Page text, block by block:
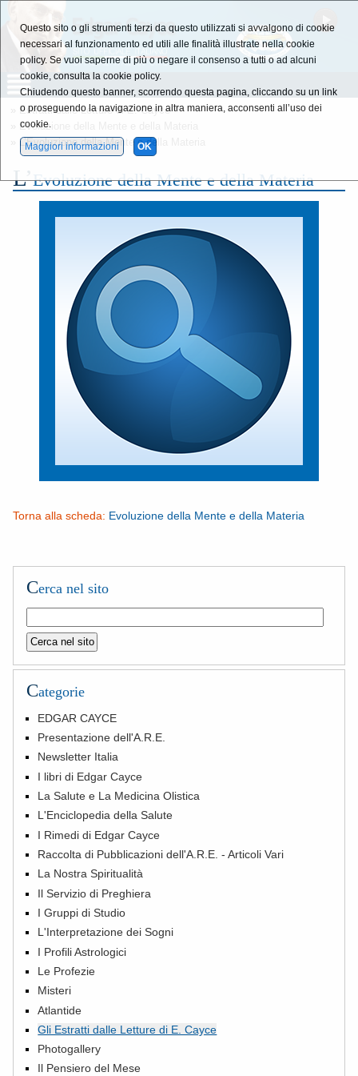
Estratti dalle Letture di E. Cayce
Evoluzione della Mente e della Materia
L’Evoluzione della Mente e della Materia
L’Evoluzione della Mente e della Materia
Torna alla scheda: Evoluzione della Mente e della Materia
Cerca nel sito
Categorie
EDGAR CAYCE
Presentazione dell'A.R.E.
Newsletter Italia
I libri di Edgar Cayce
La Salute e La Medicina Olistica
L'Enciclopedia della Salute
I Rimedi di Edgar Cayce
Raccolta di Pubblicazioni dell'A.R.E. - Articoli Vari
La Nostra Spiritualità
Il Servizio di Preghiera
I Gruppi di Studio
L'Interpretazione dei Sogni
I Profili Astrologici
Le Profezie
Misteri
Atlantide
Gli Estratti dalle Letture di E. Cayce
Photogallery
Il Pensiero del Mese
Questo sito o gli strumenti terzi da questo utilizzati si avvalgono di cookie
necessari al funzionamento ed utili alle finalità illustrate nella cookie
policy. Se vuoi saperne di più o negare il consenso a tutti o ad alcuni
cookie, consulta la cookie policy.
Chiudendo questo banner, scorrendo questa pagina, cliccando su un link
o proseguendo la navigazione in altra maniera, acconsenti all’uso dei
cookie.
Maggiori informazioni
OK